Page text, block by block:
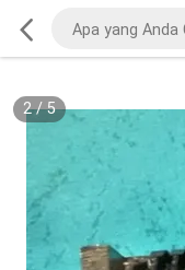
2/5